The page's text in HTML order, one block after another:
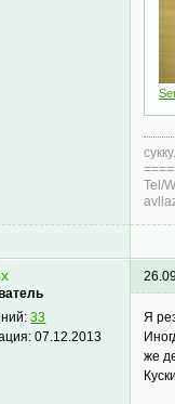
Tel/
33
07.12.2013
Я
же